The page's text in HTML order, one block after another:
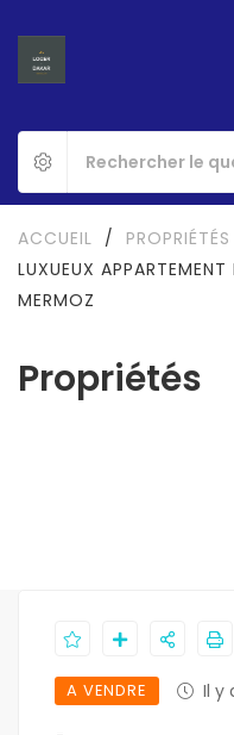
Propriétés
ACCUEIL / PROPRIÉTÉS
LUXUEUX
MERMOZ
A VENDRE Il y